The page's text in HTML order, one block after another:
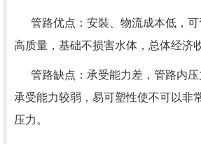
管路优点：安裝、物流成本低，可
高质量，基础不损害水体，总体经济
管路缺点：承受能力差，管路内压
承受能力较弱，易可塑性使不可以非
压力。